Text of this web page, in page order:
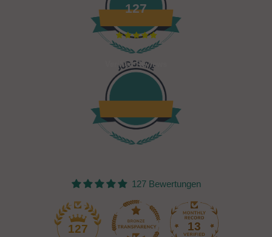
127
Verified Reviews
127 Bewertungen
127 13